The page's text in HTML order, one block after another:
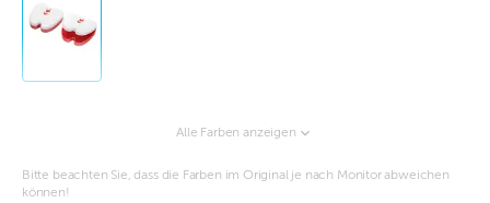
Alle Farben anzeigen
Bitte beachten Sie, dass die Farben im Original je nach Monitor abweichen
können!